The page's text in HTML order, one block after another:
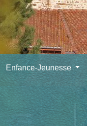
Enfance-Jeunesse